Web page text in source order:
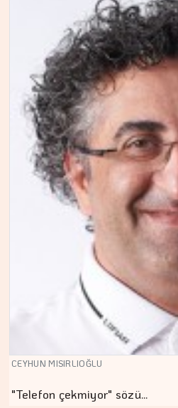
CEYHUN MISIRLIOĞLU
"Telefon çekmiyor" sözü…